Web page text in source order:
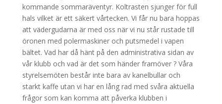
kommande sommaräventyr. Koltrasten sjunger för full
hals vilket är ett säkert vårtecken. Vi får nu bara hoppas
att vädergudarna är med oss när vi nu står rustade till
öronen med polermaskiner och putsmedel i vapen
bältet. Vad har då hänt på den administrativa sidan av
vår klubb och vad är det som händer framöver ? Våra
styrelsemöten består inte bara av kanelbullar och
starkt kaffe utan vi har en lång rad med svåra aktuella
frågor som kan komma att påverka klubben i